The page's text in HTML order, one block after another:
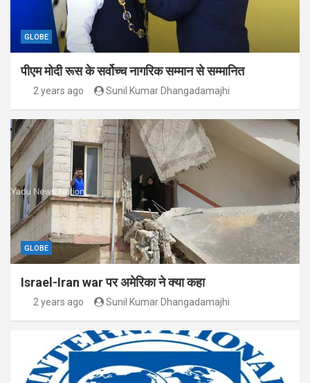
GLOBE
पीएम मोदी रूस के सर्वोच्च नागरिक सम्मान से सम्मानित
2 years ago Sunil Kumar Dhangadamajhi
GLOBE
Israel-Iran war पर अमेरिका ने क्या कहा
2 years ago Sunil Kumar Dhangadamajhi